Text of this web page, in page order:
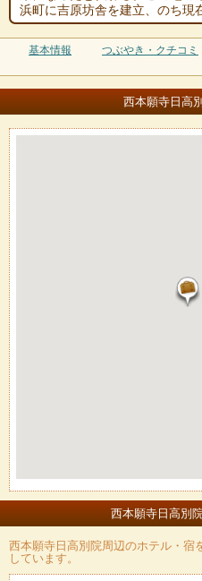
浜町に吉原坊舎を建立、のち現
基本情報 つぶやき・クチコミ
西本願寺日高
西本願寺日高別
西本願寺日高別院周辺のホテル・宿
しています。